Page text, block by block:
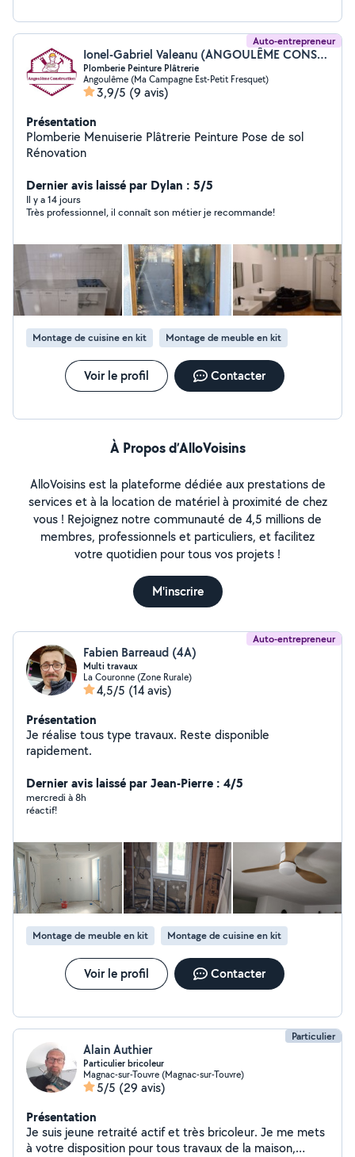
Auto-entrepreneur
Ionel-Gabriel Valeanu (ANGOULÊME CONSTRUCTION)
Plomberie Peinture Plâtrerie
Angoulême (Ma Campagne Est-Petit Fresquet)
3,9/5 (9 avis)
Présentation
Plomberie Menuiserie Plâtrerie Peinture Pose de sol
Rénovation
Dernier avis laissé par Dylan : 5/5
Il y a 14 jours
Très professionnel, il connaît son métier je recommande!
Montage de cuisine en kit Montage de meuble en kit
Voir le profil Contacter
À Propos d’AlloVoisins
AlloVoisins est la plateforme dédiée aux prestations de
services et à la location de matériel à proximité de chez
vous ! Rejoignez notre communauté de 4,5 millions de
membres, professionnels et particuliers, et facilitez
votre quotidien pour tous vos projets !
M'inscrire
Auto-entrepreneur
Fabien Barreaud (4A)
Multi travaux
La Couronne (Zone Rurale)
4,5/5 (14 avis)
Présentation
Je réalise tous type travaux. Reste disponible
rapidement.
Dernier avis laissé par Jean-Pierre : 4/5
mercredi à 8h
réactif!
Montage de meuble en kit Montage de cuisine en kit
Voir le profil Contacter
Particulier
Alain Authier
Particulier bricoleur
Magnac-sur-Touvre (Magnac-sur-Touvre)
5/5 (29 avis)
Présentation
Je suis jeune retraité actif et très bricoleur. Je me mets
à votre disposition pour tous travaux de la maison,